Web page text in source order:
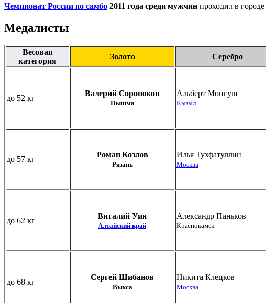
Чемпионат России по самбо 2011 года среди мужчин проходил в городе
Медалисты
Весовая
категория
Золото Серебро
до 52 кг
Валерий Сороноков
Пышма
Альберт Монгуш
Кызыл
до 57 кг
Роман Козлов
Рязань
Илья Тухфатуллин
Москва
до 62 кг
Виталий Уин
Алтайский край
Александр Паньков
Краснокамск
до 68 кг
Сергей Шибанов
Выкса
Никита Клецков
Москва